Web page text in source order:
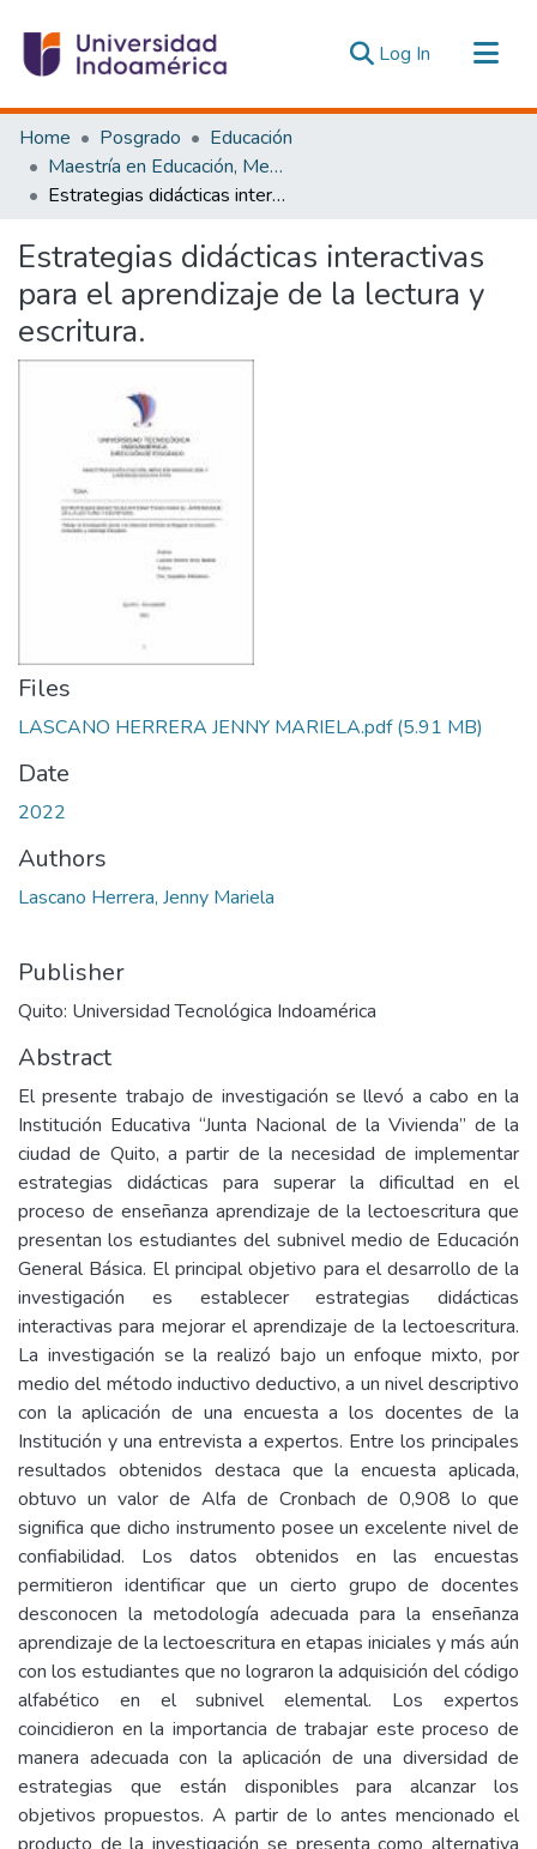
Log In (current)
Communities & Collections
All of DSpace
Statistics
Home Posgrado
Educación
Maestría en Educación, Mención Innovación y Liderazgo Educativo
Estrategias didácticas interactivas para el aprendizaje de la lectura y escritura.
Estrategias didácticas interactivas
para el aprendizaje de la lectura y
escritura.
Files
LASCANO HERRERA JENNY MARIELA.pdf(5.91 MB)
Date
2022
Authors
Lascano Herrera, Jenny Mariela
Publisher
Quito: Universidad Tecnológica Indoamérica
Abstract
El presente trabajo de investigación se llevó a cabo en la
Institución Educativa “Junta Nacional de la Vivienda” de la
ciudad de Quito, a partir de la necesidad de implementar
estrategias didácticas para superar la dificultad en el
proceso de enseñanza aprendizaje de la lectoescritura que
presentan los estudiantes del subnivel medio de Educación
General Básica. El principal objetivo para el desarrollo de la
investigación es establecer estrategias didácticas
interactivas para mejorar el aprendizaje de la lectoescritura.
La investigación se la realizó bajo un enfoque mixto, por
medio del método inductivo deductivo, a un nivel descriptivo
con la aplicación de una encuesta a los docentes de la
Institución y una entrevista a expertos. Entre los principales
resultados obtenidos destaca que la encuesta aplicada,
obtuvo un valor de Alfa de Cronbach de 0,908 lo que
significa que dicho instrumento posee un excelente nivel de
confiabilidad. Los datos obtenidos en las encuestas
permitieron identificar que un cierto grupo de docentes
desconocen la metodología adecuada para la enseñanza
aprendizaje de la lectoescritura en etapas iniciales y más aún
con los estudiantes que no lograron la adquisición del código
alfabético en el subnivel elemental. Los expertos
coincidieron en la importancia de trabajar este proceso de
manera adecuada con la aplicación de una diversidad de
estrategias que están disponibles para alcanzar los
objetivos propuestos. A partir de lo antes mencionado el